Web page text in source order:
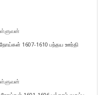
நோய்கள் 1607-1610 பந்தய ஊர்தி